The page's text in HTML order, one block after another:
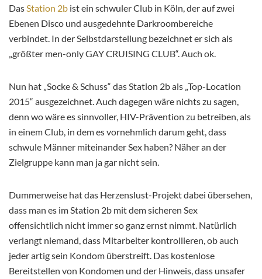
Das Station 2b ist ein schwuler Club in Köln, der auf zwei
Ebenen Disco und ausgedehnte Darkroombereiche
verbindet. In der Selbstdarstellung bezeichnet er sich als
„größter men-only GAY CRUISING CLUB“. Auch ok.
Nun hat „Socke & Schuss“ das Station 2b als „Top-Location
2015“ ausgezeichnet. Auch dagegen wäre nichts zu sagen,
denn wo wäre es sinnvoller, HIV-Prävention zu betreiben, als
in einem Club, in dem es vornehmlich darum geht, dass
schwule Männer miteinander Sex haben? Näher an der
Zielgruppe kann man ja gar nicht sein.
Dummerweise hat das Herzenslust-Projekt dabei übersehen,
dass man es im Station 2b mit dem sicheren Sex
offensichtlich nicht immer so ganz ernst nimmt. Natürlich
verlangt niemand, dass Mitarbeiter kontrollieren, ob auch
jeder artig sein Kondom überstreift. Das kostenlose
Bereitstellen von Kondomen und der Hinweis, dass unsafer